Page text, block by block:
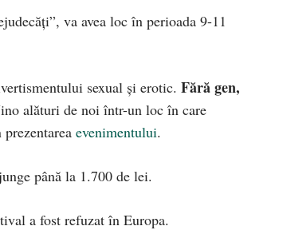
va avea loc în perioada 9-11
sexual și erotic. Fără gen,
alături de noi într-un loc în care
evenimentului.
până la 1.700 de lei.
a fost refuzat în Europa.